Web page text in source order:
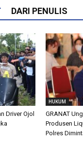
DARI PENULIS
Driver Ojol
HUKUM
GRANAT
Produsen
Polres